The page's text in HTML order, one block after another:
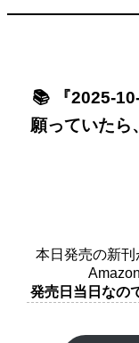
📚 『2025-
願っていたら
本日発売の新
発売日当日なの